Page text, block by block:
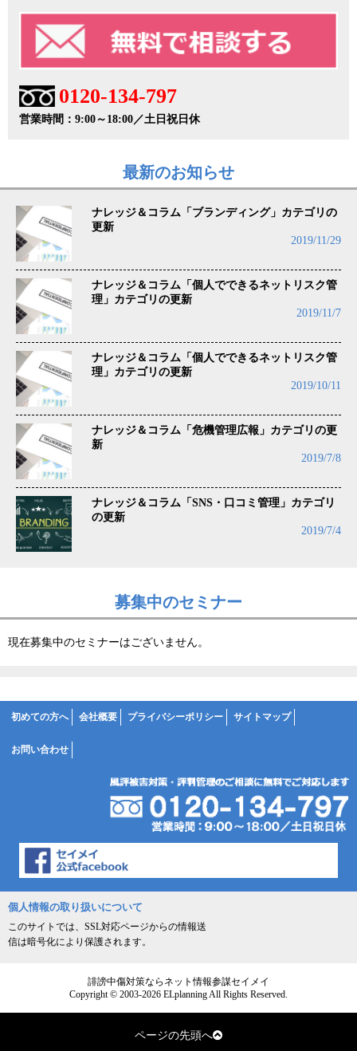
0120-134-797
営業時間：9:00～18:00／土日祝日休
最新のお知らせ
ナレッジ＆コラム「ブランディング」カテゴリの
更新
2019/11/29
ナレッジ＆コラム「個人でできるネットリスク管
理」カテゴリの更新
2019/11/7
ナレッジ＆コラム「個人でできるネットリスク管
理」カテゴリの更新
2019/10/11
ナレッジ＆コラム「危機管理広報」カテゴリの更
新
2019/7/8
ナレッジ＆コラム「SNS・口コミ管理」カテゴリ
の更新
2019/7/4
募集中のセミナー
現在募集中のセミナーはございません。
初めての方へ 会社概要 プライバシーポリシー サイトマップ
お問い合わせ
個人情報の取り扱いについて
このサイトでは、SSL対応ページからの情報送
信は暗号化により保護されます。
誹謗中傷対策ならネット情報参謀セイメイ
Copyright © 2003-2026 ELplanning All Rights Reserved.
ページの先頭へ